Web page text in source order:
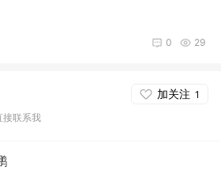
29
0
加关注 1
接联系我